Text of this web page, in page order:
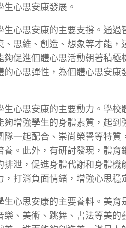
生心思安康發展。
生心思安康的主要支撐。通
、思維、創造、想象等才能，
夠促進個體心思活動朝著積
的心思彈性，為個體心思安
生心思安康的主要動力。學校
夠增強學生的身體素質，起到
隊一起配合、崇尚榮譽等特質
養。此外，有研討發現，體
排泄，促進身體代謝和身體
，打消負面情緒，增強心思穩
生心思安康的主要養料。美
樂、美術、跳舞、書法等美的